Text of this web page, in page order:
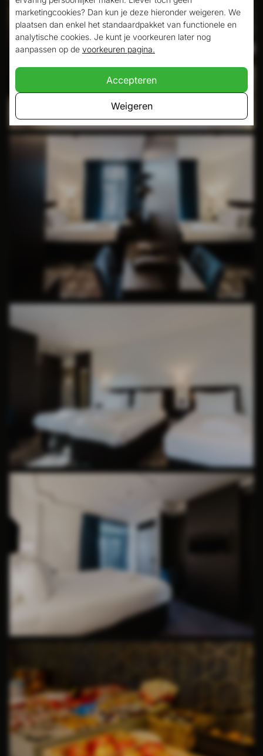
marketingcookies? Dan kun je deze hieronder weigeren. We
plaatsen dan enkel het standaardpakket van functionele en
analytische cookies. Je kunt je voorkeuren later nog
aanpassen op de voorkeuren pagina.
Accepteren
Weigeren